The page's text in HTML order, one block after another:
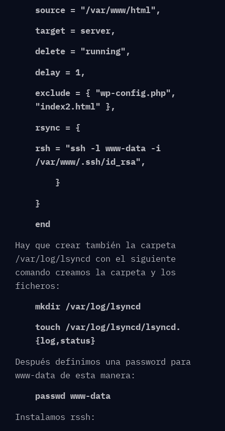
source = "/var/www/html",
target = server,
delete = "running",
delay = 1,
exclude = { "wp-config.php",
"index2.html" },
rsync = {
rsh = "ssh -l www-data -i
/var/www/.ssh/id_rsa",
}
}
end
Hay que crear también la carpeta
/var/log/lsyncd con el siguiente
comando creamos la carpeta y los
ficheros:
mkdir /var/log/lsyncd
touch /var/log/lsyncd/lsyncd.
{log,status}
Después definimos una password para
www-data de esta manera:
passwd www-data
Instalamos rssh: